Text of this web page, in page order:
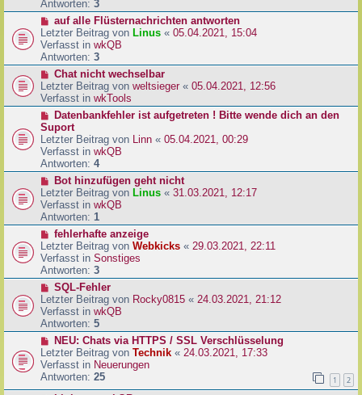
t
a
g
e
r
B
e
i
t
a
g
Antworten: 3
N
e
u
e
r
B
e
i
r
a
g
auf alle Flüsternachrichten antworten
Letzter Beitrag von Linus « 05.04.2021, 15:04
Verfasst in wkQB
Antworten: 3
N
e
u
e
B
e
i
t
a
g
Chat nicht wechselbar
Letzter Beitrag von weltsieger « 05.04.2021, 12:56
Verfasst in wkTools
N
e
u
e
r
B
e
i
t
r
a
g
Datenbankfehler ist aufgetreten ! Bitte wende dich an den
Suport
Letzter Beitrag von Linn « 05.04.2021, 00:29
Verfasst in wkQB
Antworten: 4
N
e
u
e
r
B
e
i
t
a
g
Bot hinzufügen geht nicht
Letzter Beitrag von Linus « 31.03.2021, 12:17
Verfasst in wkQB
Antworten: 1
N
e
u
e
r
B
e
i
t
a
g
fehlerhafte anzeige
Letzter Beitrag von Webkicks « 29.03.2021, 22:11
Verfasst in Sonstiges
Antworten: 3
N
e
u
e
r
B
e
i
t
SQL-Fehler
Letzter Beitrag von Rocky0815 « 24.03.2021, 21:12
Verfasst in wkQB
Antworten: 5
N
e
u
e
r
NEU: Chats via HTTPS / SSL Verschlüsselung
Letzter Beitrag von Technik « 24.03.2021, 17:33
Verfasst in Neuerungen
Antworten: 25 1 2